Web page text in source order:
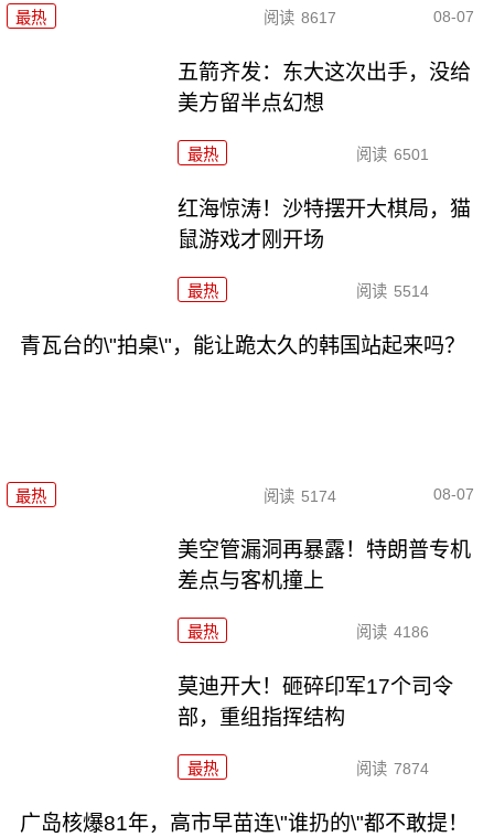
最热 阅读 8617 08-07
五箭齐发：东大这次出手，没给
美方留半点幻想
最热 阅读 6501
红海惊涛！沙特摆开大棋局，猫
鼠游戏才刚开场
最热 阅读 5514
青瓦台的\"拍桌\"，能让跪太久的韩国站起来吗？
最热 阅读 5174 08-07
美空管漏洞再暴露！特朗普专机
差点与客机撞上
最热 阅读 4186
莫迪开大！砸碎印军17个司令
部，重组指挥结构
最热 阅读 7874
广岛核爆81年，高市早苗连\"谁扔的\"都不敢提！